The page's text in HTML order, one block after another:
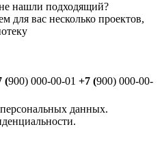
нашли подходящий?
для вас несколько проектов,
(900) 000-00-01 +7 (900) 000-00-
данных.